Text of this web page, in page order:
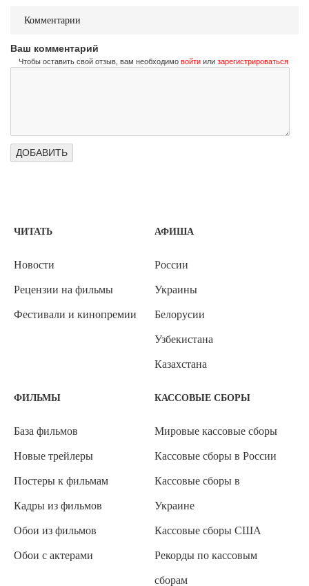
Комментарии
Ваш комментарий
Чтобы оставить свой отзыв, вам необходимо войти или зарегистрироваться
ЧИТАТЬ
Новости
Рецензии на фильмы
Фестивали и кинопремии
АФИША
России
Украины
Белорусии
Узбекистана
Казахстана
ФИЛЬМЫ
База фильмов
Новые трейлеры
Постеры к фильмам
Кадры из фильмов
Обои из фильмов
Обои с актерами
КАССОВЫЕ СБОРЫ
Мировые кассовые сборы
Кассовые сборы в России
Кассовые сборы в
Украине
Кассовые сборы США
Рекорды по кассовым
сборам